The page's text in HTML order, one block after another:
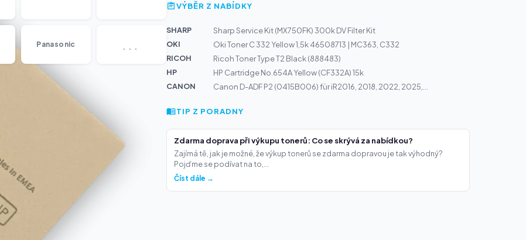
Panasonic ...
VÝBĚR Z NABÍDKY
SHARP
Sharp Service Kit (MX750FK) 300k DV Filter Kit
OKI
Oki Toner C 332 Yellow 1,5k 46508713 | MC363, C332
RICOH
Ricoh Toner Type T2 Black (888483)
HP
HP Cartridge No.654A Yellow (CF332A) 15k
CANON
Canon D-ADF P2 (0415B006) für iR2016, 2018, 2022, 2025,...
TIP Z PORADNY
Zdarma doprava při výkupu tonerů: Co se skrývá za nabídkou?
Zajímá tě, jak je možné, že výkup tonerů se zdarma dopravou je tak výhodný?
Pojďme se podívat na to,...
Číst dále →